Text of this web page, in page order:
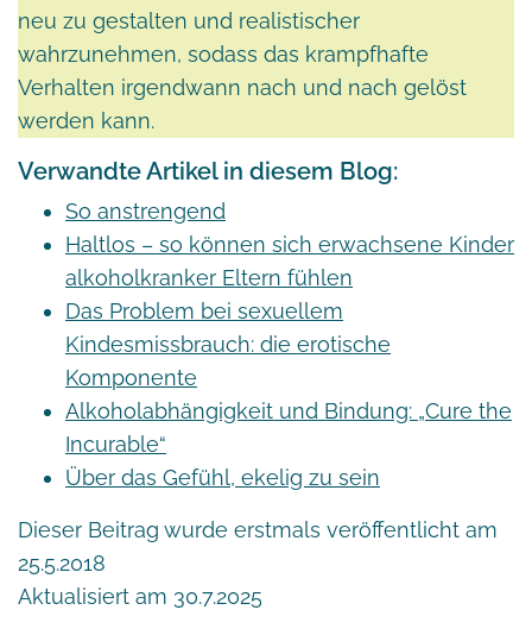
neu zu gestalten und realistischer
wahrzunehmen, sodass das krampfhafte
Verhalten irgendwann nach und nach gelöst
werden kann.
Verwandte Artikel in diesem Blog:
So anstrengend
Haltlos – so können sich erwachsene Kinder
alkoholkranker Eltern fühlen
Das Problem bei sexuellem
Kindesmissbrauch: die erotische
Komponente
Alkoholabhängigkeit und Bindung: „Cure the
Incurable“
Über das Gefühl, ekelig zu sein
Dieser Beitrag wurde erstmals veröffentlicht am
25.5.2018
Aktualisiert am 30.7.2025